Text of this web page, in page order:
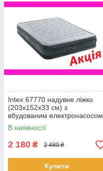
Intex 67770 надувне ліжко
(203x152x33 см) з
вбудованим електронасосом
В наявності
2 180 ₴ 2 480 ₴
Купити